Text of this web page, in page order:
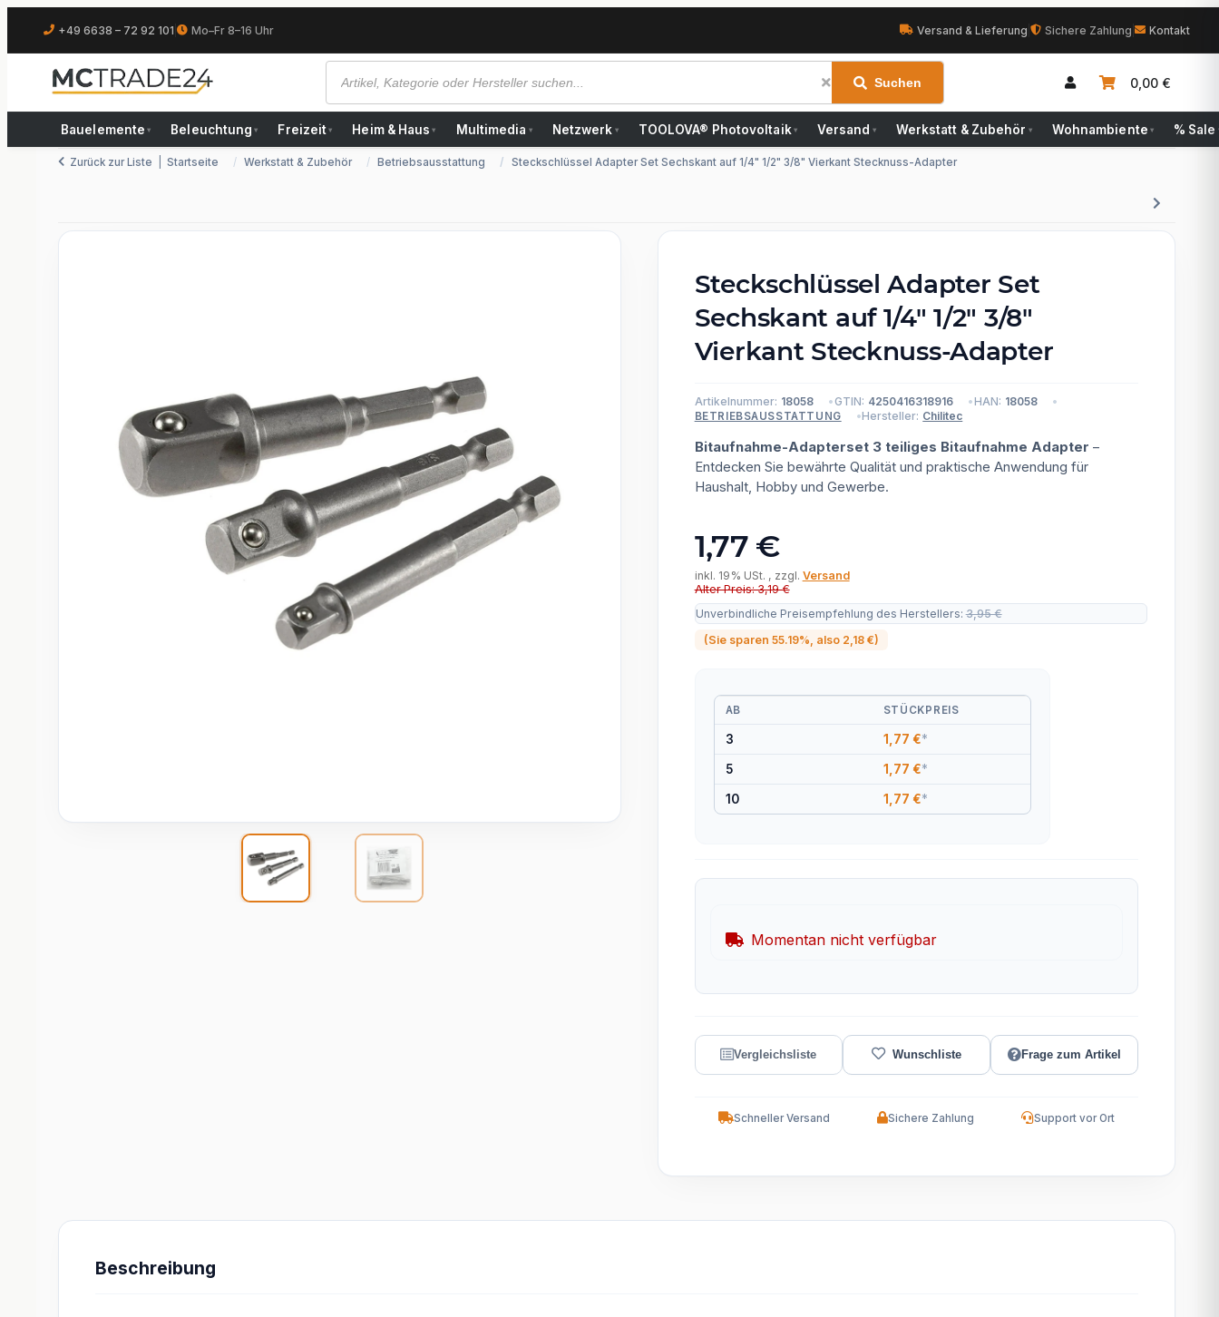
+49 6638 – 72 92 101 Mo–Fr 8–16 Uhr Versand & Lieferung Sichere Zahlung Kontakt
Suchen 0,00 €
Bauelemente ▾ Beleuchtung ▾ Freizeit ▾ Heim & Haus ▾ Multimedia ▾ Netzwerk ▾ TOOLOVA® Photovoltaik ▾ Versand ▾ Werkstatt & Zubehör ▾ Wohnambiente ▾ % Sale
Zurück zur Liste Startseite Werkstatt & Zubehör Betriebsausstattung Steckschlüssel Adapter Set Sechskant auf 1/4" 1/2" 3/8" Vierkant Stecknuss-Adapter
Steckschlüssel Adapter Set
Sechskant auf 1/4" 1/2" 3/8"
Vierkant Stecknuss-Adapter
Artikelnummer: 18058 GTIN: 4250416318916 HAN: 18058
BETRIEBSAUSSTATTUNG Hersteller: Chilitec
Bitaufnahme-Adapterset 3 teiliges Bitaufnahme Adapter –
Entdecken Sie bewährte Qualität und praktische Anwendung für
Haushalt, Hobby und Gewerbe.
1,77 €
inkl. 19% USt. , zzgl. Versand
Alter Preis: 3,19 €
Unverbindliche Preisempfehlung des Herstellers:3,95 €
(Sie sparen 55.19% , also 2,18 €)
AB STÜCKPREIS
3 1,77 €*
5 1,77 €*
10 1,77 €*
Momentan nicht verfügbar
Frage zum Artikel
Schneller Versand Sichere Zahlung Support vor Ort
Beschreibung